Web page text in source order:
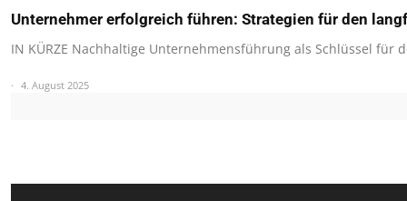
Unternehmer erfolgreich führen: Strategien für den
IN KÜRZE Nachhaltige Unternehmensführung als Schlüssel für
4. August 2025